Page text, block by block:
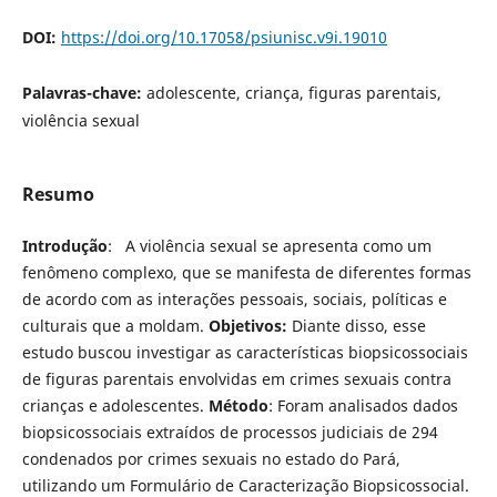
DOI: https://doi.org/10.17058/psiunisc.v9i.19010
Palavras-chave: adolescente, criança, figuras parentais,
violência sexual
Resumo
Introdução: A violência sexual se apresenta como um
fenômeno complexo, que se manifesta de diferentes formas
de acordo com as interações pessoais, sociais, políticas e
culturais que a moldam. Objetivos: Diante disso, esse
estudo buscou investigar as características biopsicossociais
de figuras parentais envolvidas em crimes sexuais contra
crianças e adolescentes. Método: Foram analisados dados
biopsicossociais extraídos de processos judiciais de 294
condenados por crimes sexuais no estado do Pará,
utilizando um Formulário de Caracterização Biopsicossocial.